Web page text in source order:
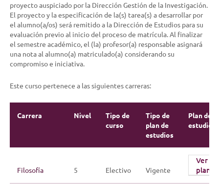
proyecto auspiciado por la Dirección Gestión de la Investigación.
El proyecto y la especificación de la(s) tarea(s) a desarrollar por
el alumno(a/os) será remitido a la Dirección de Estudios para su
evaluación previo al inicio del proceso de matrícula. Al finalizar
el semestre académico, el (la) profesor(a) responsable asignará
una nota al alumno(a) matriculado(a) considerando su
compromiso e iniciativa.
Este curso pertenece a las siguientes carreras:
Carrera Nivel
Tipo de
curso
Tipo de
plan de
estudios
Plan de
estudios
Filosofía 5 Electivo Vigente
Ver
plan